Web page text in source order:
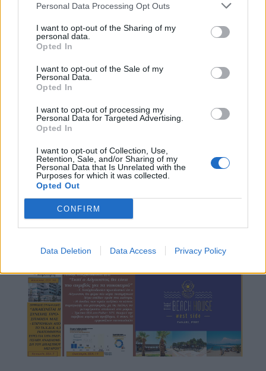
Personal Data Processing Opt Outs
I want to opt-out of the Sharing of my
personal data.
Opted In
I want to opt-out of the Sale of my
Personal Data.
Opted In
I want to opt-out of processing my
Personal Data for Targeted Advertising.
Opted In
I want to opt-out of Collection, Use,
Retention, Sale, and/or Sharing of my
Personal Data that Is Unrelated with the
Purposes for which it was collected.
Opted Out
CONFIRM
Data Deletion Data Access Privacy Policy
ΘΡΑΚΙΚΗ ΑΓΟΡΑ : 06 ΑΥΓΟΥΣΤΟΥ 2026